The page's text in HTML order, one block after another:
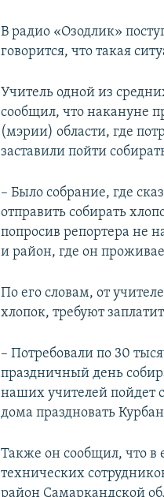
В радио «Озодлик»
говорится, что такая
Учитель одной из
сообщил, что накануне
(мэрии) области, где
заставили пойти
– Было собрание, где
отправить собирать
попросив репортера не
и район, где он
По его словам, от
хлопок, требуют
– Потребовали по 30
праздничный день
наших учителей пойдет
дома праздновать
Также он сообщил, что в
технических
район Самаркандской